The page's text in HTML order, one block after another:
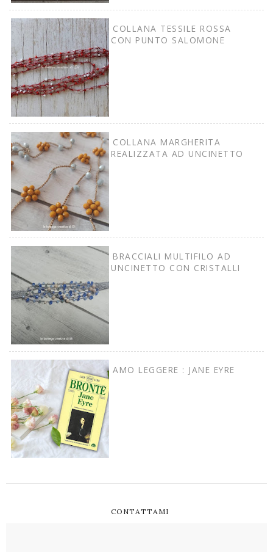
COLLANA TESSILE ROSSA
CON PUNTO SALOMONE
COLLANA MARGHERITA
REALIZZATA AD UNCINETTO
BRACCIALI MULTIFILO AD
UNCINETTO CON CRISTALLI
AMO LEGGERE : JANE EYRE
CONTATTAMI